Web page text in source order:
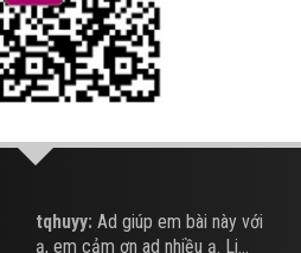
tqhuyy: Ad giúp em bài này với
ạ, em cảm ơn ad nhiều ạ. Li...